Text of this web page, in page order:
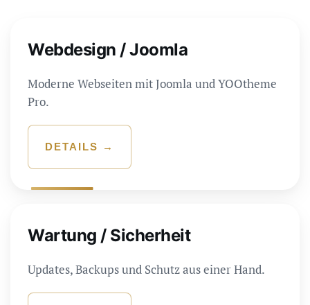
Webdesign / Joomla
Moderne Webseiten mit Joomla und YOOtheme
Pro.
DETAILS →
Wartung / Sicherheit
Updates, Backups und Schutz aus einer Hand.